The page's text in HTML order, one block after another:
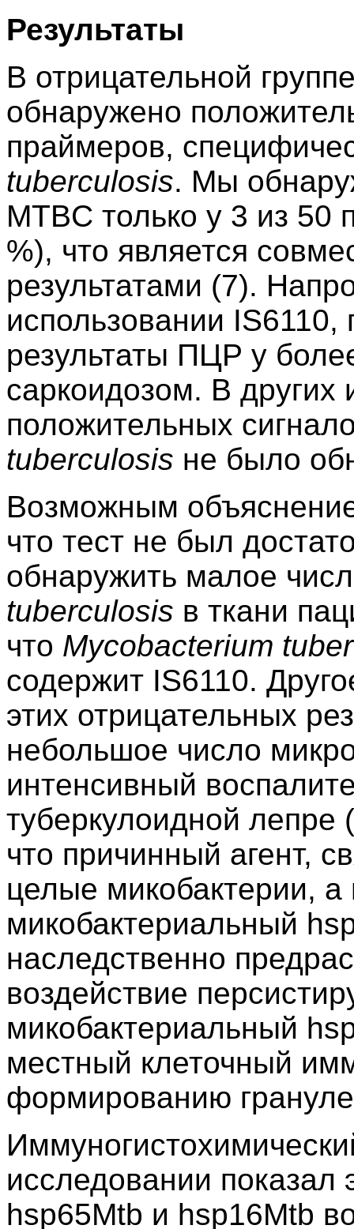
Результаты
В отрицательной
обнаружено
праймеров,
tuberculosis. Мы
MTBC только у 3 из 50
%), что является
результатами (7).
использовании
результаты ПЦР у
саркоидозом. В других
положительных
tuberculosis не было
Возможным
что тест не был
обнаружить малое
tuberculosis в ткани
что Mycobacterium
содержит IS6110.
этих отрицательных
небольшое число
интенсивный
туберкулоидной лепре
что причинный агент,
целые микобактерии,
микобактериальный
наследственно
воздействие
микобактериальный
местный клеточный
формированию
исследовании показал
hsp65Mtb и hsp16Mtb